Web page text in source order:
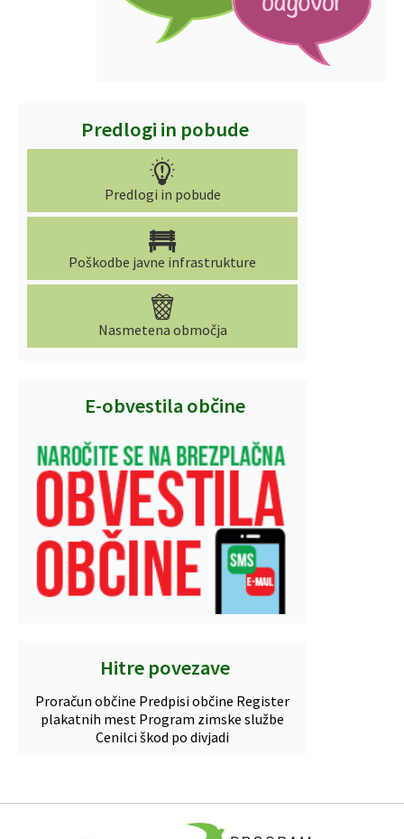
Predlogi in pobude
Predlogi in pobude
Poškodbe javne infrastrukture
Nasmetena območja
E-obvestila občine
Hitre povezave
Proračun občine Predpisi občine Register
plakatnih mest Program zimske službe
Cenilci škod po divjadi